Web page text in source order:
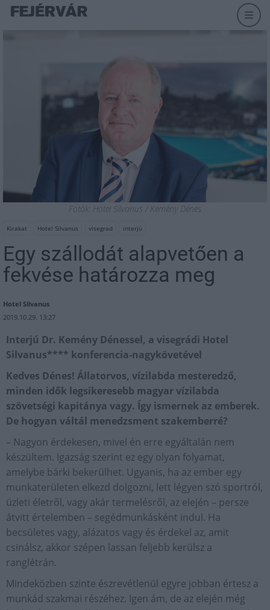
Fotók: Hotel Silvanus / Kemény Dénes
Kirakat Hotel Silvanus visegrad interjú
Egy szállodát alapvetően a
fekvése határozza meg
Hotel Silvanus
2019.10.29. 13:27
Interjú Dr. Kemény Dénessel, a visegrádi Hotel
Silvanus**** konferencia-nagykövetével
Kedves Dénes! Állatorvos, vízilabda mesteredző,
minden idők legsikeresebb magyar vízilabda
szövetségi kapitánya vagy. Így ismernek az emberek.
De hogyan váltál menedzsment szakemberré?
– Nagyon érdekesen, mivel én erre egyáltalán nem
készültem. Igazság szerint ez egy olyan folyamat,
amelybe bárki bekerülhet. Ugyanis, ha az ember egy
munkaterületen elkezd dolgozni, lett légyen szó sportról,
üzleti életről, vagy akár termelésről, az elején – persze
átvitt értelemben – segédmunkásként indul. Ha
becsületes vagy, alázatos vagy és érdekel az, amit
csinálsz, akkor szépen lassan feljebb kerülsz a
ranglétrán.
Mindeközben szinte észrevétlenül egyre jobban értesz a
munkád szakmai részéhez. Igen ám, de az elején még